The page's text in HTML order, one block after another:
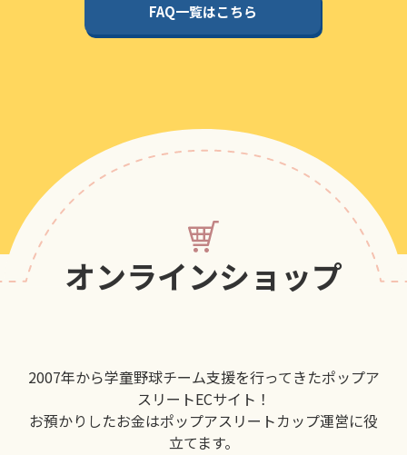
FAQ一覧はこちら
オンラインショップ
2007年から学童野球チーム支援を行ってきたポップア
スリートECサイト！
お預かりしたお金はポップアスリートカップ運営に役
立てます。